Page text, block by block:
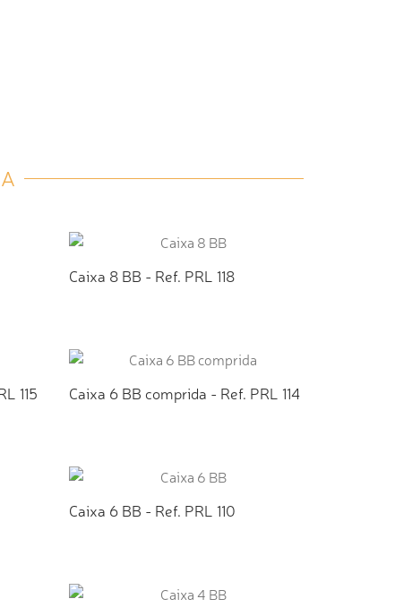
Caixa 8 BB - Ref. PRL 118
115 Caixa 6 BB comprida - Ref. PRL 114
Caixa 6 BB - Ref. PRL 110